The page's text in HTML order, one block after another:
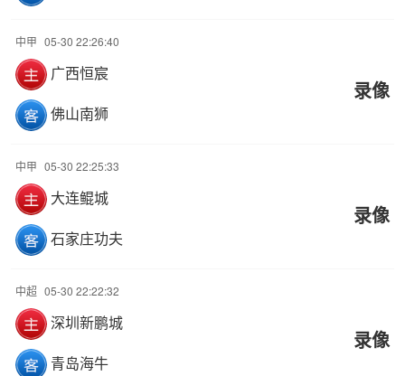
中甲 05-30 22:26:40
广西恒宸
佛山南狮
录像
中甲 05-30 22:25:33
大连鲲城
石家庄功夫
录像
中超 05-30 22:22:32
深圳新鹏城
青岛海牛
录像